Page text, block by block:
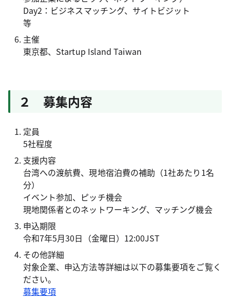
Day2：ビジネスマッチング、サイトビジット
等
主催
東京都、Startup Island Taiwan
２ 募集内容
定員
5社程度
支援内容
台湾への渡航費、現地宿泊費の補助（1社あたり1名
分）
イベント参加、ピッチ機会
現地関係者とのネットワーキング、マッチング機会
申込期限
令和7年5月30日（金曜日）12:00JST
その他詳細
対象企業、申込方法等詳細は以下の募集要項をご覧く
ださい。
募集要項